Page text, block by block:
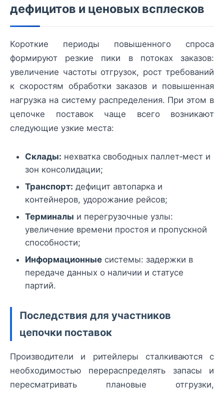
дефицитов и ценовых всплесков
Короткие периоды повышенного спроса
формируют резкие пики в потоках заказов:
увеличение частоты отгрузок, рост требований
к скоростям обработки заказов и повышенная
нагрузка на систему распределения. При этом в
цепочке поставок чаще всего возникают
следующие узкие места:
Склады: нехватка свободных паллет‑мест и
зон консолидации;
Транспорт: дефицит автопарка и
контейнеров, удорожание рейсов;
Терминалы и перегрузочные узлы:
увеличение времени простоя и пропускной
способности;
Информационные системы: задержки в
передаче данных о наличии и статусе
партий.
Последствия для участников
цепочки поставок
Производители и ритейлеры сталкиваются с
необходимостью перераспределять запасы и
пересматривать плановые отгрузки,